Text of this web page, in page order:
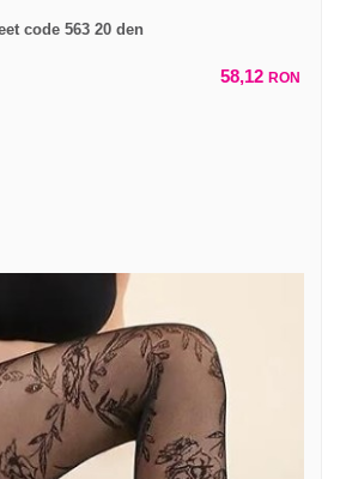
code 563 20 den
58,12 RON